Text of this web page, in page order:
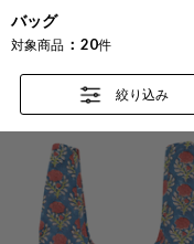
バッグ
対象商品 20件
絞り込み